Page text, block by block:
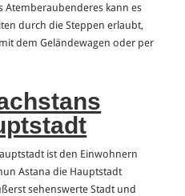
Atemberaubenderes kann es
durch die Steppen erlaubt,
dem Geländewagen oder per
ist den Einwohnern
Astana die Hauptstadt
sehenswerte Stadt und